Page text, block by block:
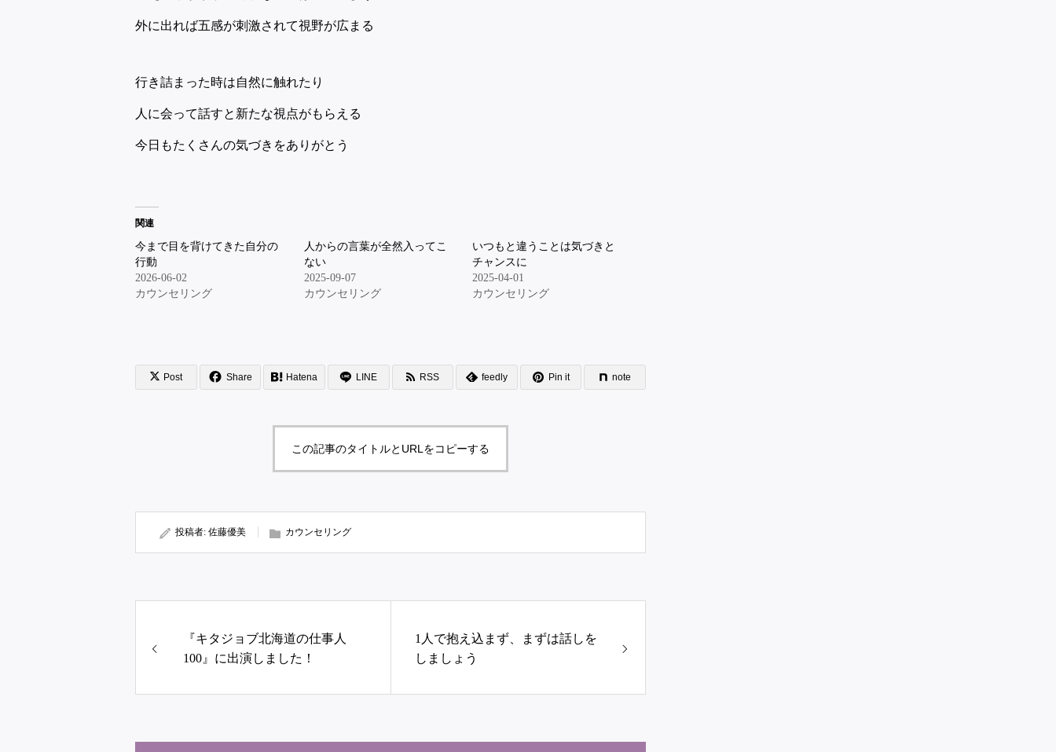
外に出れば五感が刺激されて視野が広まる
行き詰まった時は自然に触れたり
人に会って話すと新たな視点がもらえる
今日もたくさんの気づきをありがとう
関連
今まで目を背けてきた自分の
行動
2026-06-02
カウンセリング
人からの言葉が全然入ってこ
ない
2025-09-07
カウンセリング
いつもと違うことは気づきと
チャンスに
2025-04-01
カウンセリング
Post Share Hatena LINE RSS feedly Pin it note
この記事のタイトルとURLをコピーする
投稿者: 佐藤優美 カウンセリング
『キタジョブ北海道の仕事人
100』に出演しました！
1人で抱え込まず、まずは話しを
しましょう